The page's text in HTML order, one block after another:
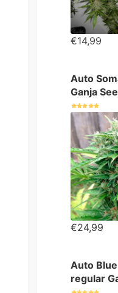
€14,99
Auto
Ganja
€24,99
Auto
regular